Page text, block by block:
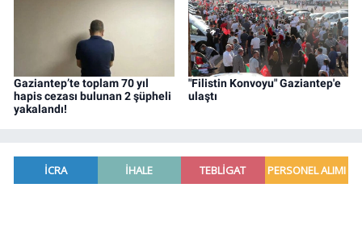
Gaziantep’te toplam 70 yıl
hapis cezası bulunan 2 şüpheli
yakalandı!
"Filistin Konvoyu" Gaziantep'e
ulaştı